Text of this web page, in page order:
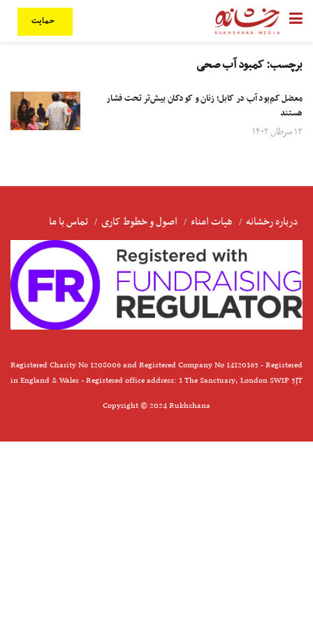
حمایت
برچسب:کمبود آب صحی
معضل کم‌بود آب در کابل؛ زنان و کودکان بیش‌تر تحت فشار
هستند
۱۳ سرطان ۱۴۰۲
درباره رخشانه هیات امناء اصول و خطوط کاری تماس با ما
Registered Charity No 1208006 and Registered Company No 14120163 - Registered
in England & Wales - Registered office address: 1 The Sanctuary, London SW1P 3JT
Copyright © 2024 Rukhshana